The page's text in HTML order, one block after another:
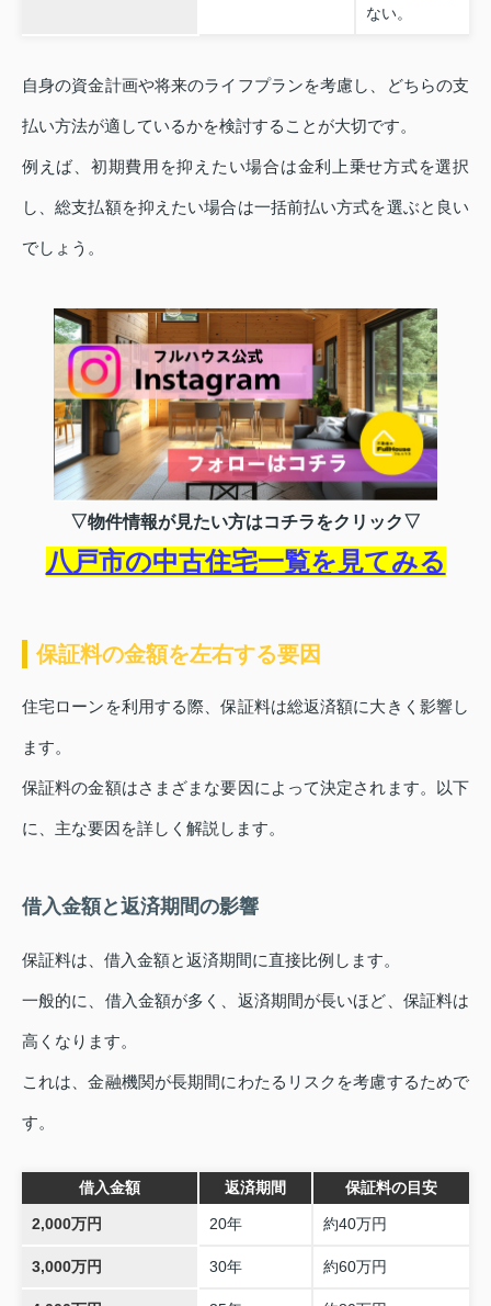
ない。
自身の資金計画や将来のライフプランを考慮し、どちらの支
払い方法が適しているかを検討することが大切です。
例えば、初期費用を抑えたい場合は金利上乗せ方式を選択
し、総支払額を抑えたい場合は一括前払い方式を選ぶと良い
でしょう。
▽物件情報が見たい方はコチラをクリック▽
八戸市の中古住宅一覧を見てみる
保証料の金額を左右する要因
住宅ローンを利用する際、保証料は総返済額に大きく影響し
ます。
保証料の金額はさまざまな要因によって決定されます。以下
に、主な要因を詳しく解説します。
借入金額と返済期間の影響
保証料は、借入金額と返済期間に直接比例します。
一般的に、借入金額が多く、返済期間が長いほど、保証料は
高くなります。
これは、金融機関が長期間にわたるリスクを考慮するためで
す。
借入金額 返済期間 保証料の目安
2,000万円 20年 約40万円
3,000万円 30年 約60万円